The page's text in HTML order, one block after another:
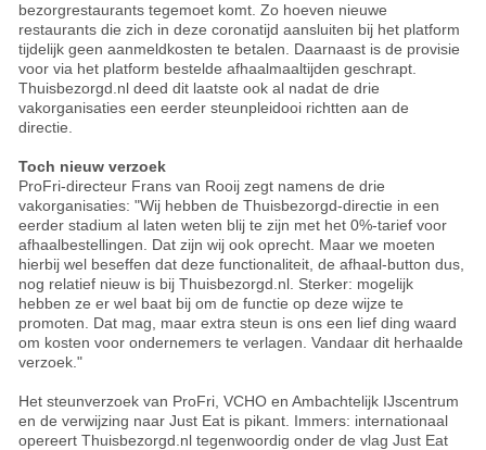
bezorgrestaurants tegemoet komt. Zo hoeven nieuwe
restaurants die zich in deze coronatijd aansluiten bij het platform
tijdelijk geen aanmeldkosten te betalen. Daarnaast is de provisie
voor via het platform bestelde afhaalmaaltijden geschrapt.
Thuisbezorgd.nl deed dit laatste ook al nadat de drie
vakorganisaties een eerder steunpleidooi richtten aan de
directie.
Toch nieuw verzoek
ProFri-directeur Frans van Rooij zegt namens de drie
vakorganisaties: "Wij hebben de Thuisbezorgd-directie in een
eerder stadium al laten weten blij te zijn met het 0%-tarief voor
afhaalbestellingen. Dat zijn wij ook oprecht. Maar we moeten
hierbij wel beseffen dat deze functionaliteit, de afhaal-button dus,
nog relatief nieuw is bij Thuisbezorgd.nl. Sterker: mogelijk
hebben ze er wel baat bij om de functie op deze wijze te
promoten. Dat mag, maar extra steun is ons een lief ding waard
om kosten voor ondernemers te verlagen. Vandaar dit herhaalde
verzoek."
Het steunverzoek van ProFri, VCHO en Ambachtelijk IJscentrum
en de verwijzing naar Just Eat is pikant. Immers: internationaal
opereert Thuisbezorgd.nl tegenwoordig onder de vlag Just Eat